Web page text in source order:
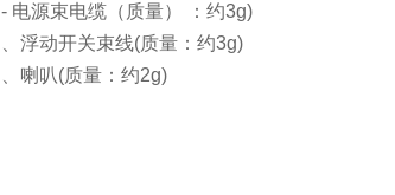
- 电源束电缆（质量） ：约3g)
、浮动开关束线(质量：约3g)
、喇叭(质量：约2g)